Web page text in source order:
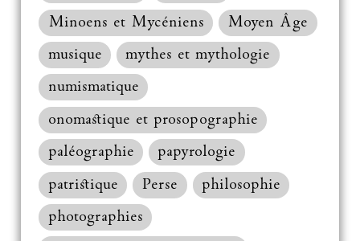
Minoens et Mycéniens
Moyen Âge
musique
mythes et mythologie
numismatique
onomastique et prosopographie
paléographie
papyrologie
patristique
Perse
philosophie
photographies